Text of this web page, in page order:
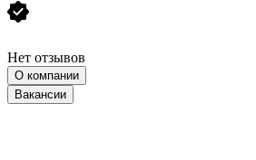
Нет отзывов
О компании
Вакансии